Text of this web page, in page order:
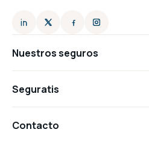
Nuestros seguros
Seguratis
Contacto